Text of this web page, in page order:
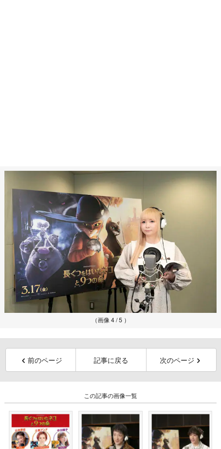
（画像 4 / 5 ）
前のページ 記事に戻る 次のページ
この記事の画像一覧